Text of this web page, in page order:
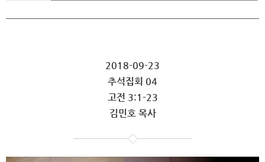
2018-09-23
추석집회 04
고전 3:1-23
김민호 목사